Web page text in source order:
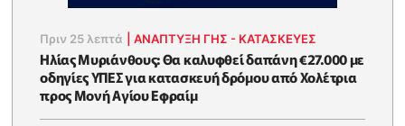
Πριν 25 λεπτά |ΑΝΑΠΤΥΞΗ ΓΗΣ - ΚΑΤΑΣΚΕΥΕΣ
Ηλίας Μυριάνθους: Θα καλυφθεί δαπάνη €27.000 με
οδηγίες ΥΠΕΣ για κατασκευή δρόμου από Χολέτρια
προς Μονή Αγίου Εφραίμ